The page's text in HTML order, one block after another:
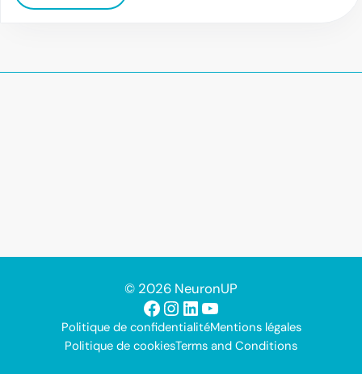
© 2026 NeuronUP
Facebook
Instagram
LinkedIn
YouTube
Politique de confidentialitéMentions légales
Politique de cookiesTerms and Conditions